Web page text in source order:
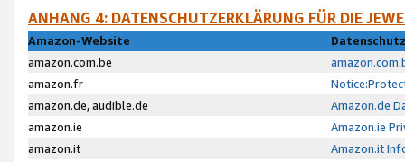
ANHANG 4: DATENSCHUTZERKLÄRUNG FÜR DIE
Amazon-Website
amazon.com.be
amazon.fr
amazon.de, audible.de
Amazon.de
amazon.ie
Amazon.ie
amazon.it
Amazon.it